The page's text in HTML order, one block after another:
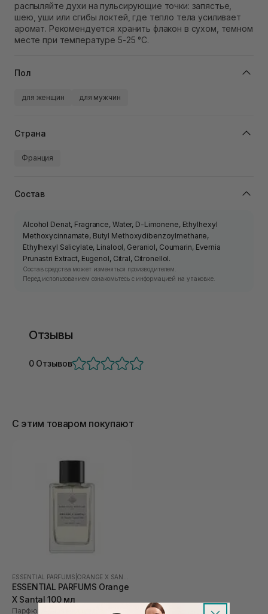
распыляйте духи на пульсирующие точки: запястье,
шею, уши или сгибы локтей, где тепло тела усиливает
аромат. Рекомендуется хранить флакон в сухом, темном
месте при температуре 5-25 °C.
Пол
для женщин для мужчин
Страна
Франция
Состав
Alcohol Denat, Fragrance, Water, D-Limonene, Ethylhexyl
Methoxycinnamate, Butyl Methoxydibenzoylmethane,
Ethylhexyl Salicylate, Linalool, Geraniol, Coumarin, Evernia
Prunastri Extract, Eugenol, Citral, Citronellol.
Состав средства может изменяться производителем.
Перед использованием ознакомьтесь с информацией на упаковке.
Отзывы
0 Отзывов
С этим товаром покупают
ESSENTIAL PARFUMS
ESSENTIAL PARFUMS Orange
X Santal 100 мл
Парфюмерная вода